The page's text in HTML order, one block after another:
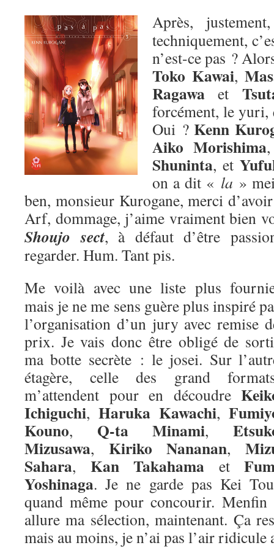
Après,
techniquement,
n’est-ce pas ?
Toko Kawai,
Ragawa et
forcément, le yuri,
Oui ?Kenn
Aiko Morishima
Shuninta, et
on a dit « la »
ben, monsieur Kurogane, merci
Arf, dommage, j’aime vraiment bien
Shoujo sect, à défaut d’être
regarder. Hum. Tant pis.
Me voilà avec une liste plus
mais je ne me sens guère plus inspiré
l’organisation d’un jury avec remise
prix. Je vais donc être obligé de
ma botte secrète : le josei. Sur
étagère, celle des grand
m’attendent pour en découdre
Ichiguchi, Haruka Kawachi,
Kouno, Q-ta Minami,
Mizusawa, Kiriko Nananan,
Sahara, Kan Takahama et
Yoshinaga. Je ne garde pas Kei
quand même pour concourir.
allure ma sélection, maintenant. Ça
mais au moins, je n’ai pas l’air ridicule